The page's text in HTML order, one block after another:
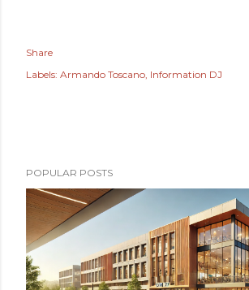
Share
Labels: Armando Toscano Information DJ
POPULAR POSTS